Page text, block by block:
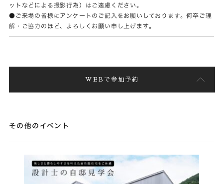
ットなどによる撮影行為）はご遠慮ください。
●ご来場の皆様にアンケートのご記入をお願いしております。何卒ご理
解・ご協力のほど、よろしくお願い申し上げます。
WEBで参加予約
その他のイベント